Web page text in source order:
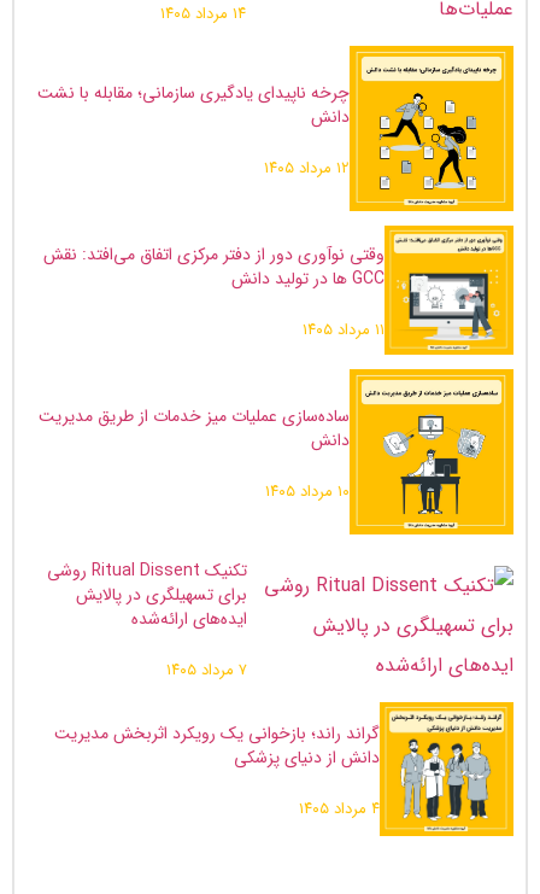
۱۴ مرداد ۱۴۰۵
چرخه ناپیدای یادگیری سازمانی؛ مقابله با نشت
دانش
۱۲ مرداد ۱۴۰۵
وقتی نوآوری دور از دفتر مرکزی اتفاق می‌افتد: نقش
GCC ها در تولید دانش
۱۱ مرداد ۱۴۰۵
ساده‌سازی عملیات میز خدمات از طریق مدیریت
‌دانش
۱۰ مرداد ۱۴۰۵
تکنیک Ritual Dissent روشی
برای تسهیلگری در پالایش
ایده‌های ارائه‌شده
۷ مرداد ۱۴۰۵
گراند راند؛ بازخوانی یک رویکرد اثربخش مدیریت
دانش از دنیای پزشکی
۴ مرداد ۱۴۰۵